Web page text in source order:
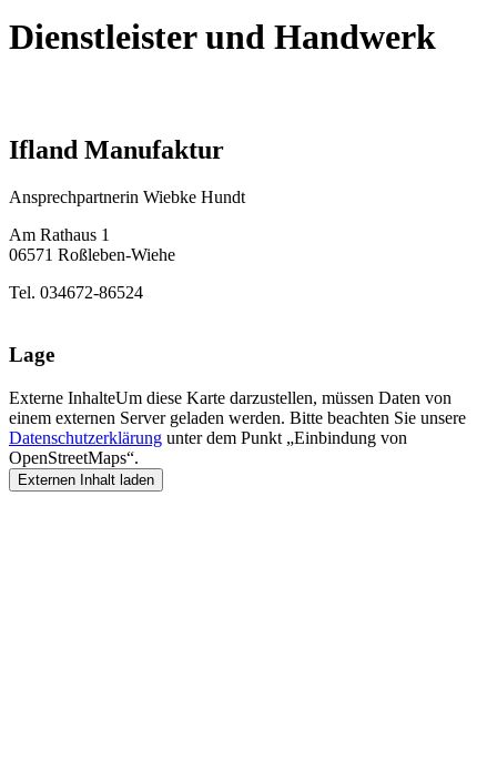
Dienstleister und Handwerk
Ifland Manufaktur
Ansprechpartnerin Wiebke Hundt
Am Rathaus 1
06571 Roßleben-Wiehe
Tel. 034672-86524
Lage
Externe InhalteUm diese Karte darzustellen, müssen Daten von
einem externen Server geladen werden. Bitte beachten Sie unsere
Datenschutzerklärung unter dem Punkt „Einbindung von
OpenStreetMaps“.
Externen Inhalt laden